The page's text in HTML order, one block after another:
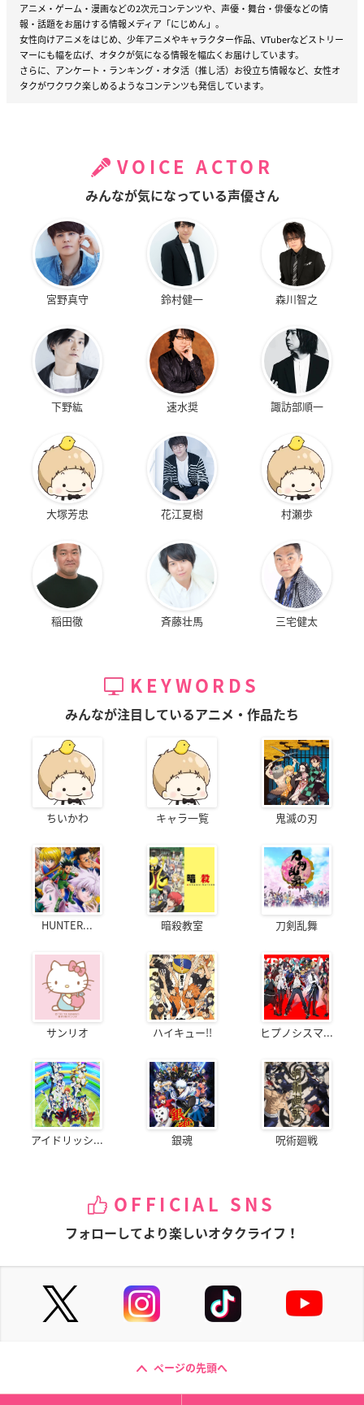
アニメ・ゲーム・漫画などの2次元コンテンツや、声優・舞台・俳優などの情
報・話題をお届けする情報メディア「にじめん」。
女性向けアニメをはじめ、少年アニメやキャラクター作品、VTuberなどストリー
マーにも幅を広げ、オタクが気になる情報を幅広くお届けしています。
さらに、アンケート・ランキング・オタ活（推し活）お役立ち情報など、女性オ
タクがワクワク楽しめるようなコンテンツも発信しています。
VOICE ACTOR
みんなが気になっている声優さん
宮野真守 鈴村健一 森川智之
下野紘 速水奨 諏訪部順一
大塚芳忠 花江夏樹 村瀬歩
稲田徹 斉藤壮馬 三宅健太
KEYWORDS
みんなが注目しているアニメ・作品たち
ちいかわ キャラ一覧 鬼滅の刃
HUNTER... 暗殺教室 刀剣乱舞
サンリオ ハイキュー!! ヒプノシスマ...
アイドリッシ... 銀魂 呪術廻戦
OFFICIAL SNS
フォローしてより楽しいオタクライフ！
ページの先頭へ